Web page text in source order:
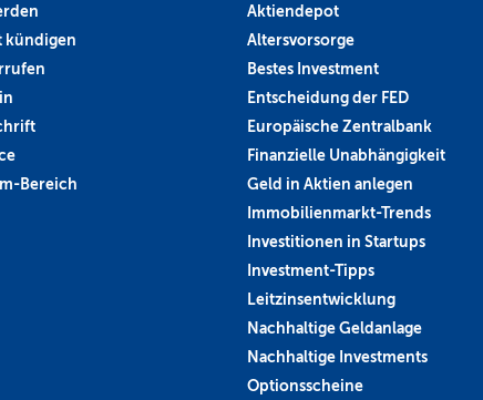
kündigen
Bereich
Aktiendepot
Altersvorsorge
Bestes Investment
Entscheidung der FED
Europäische Zentralbank
Finanzielle Unabhängigkeit
Geld in Aktien anlegen
Immobilienmarkt-Trends
Investitionen in Startups
Investment-Tipps
Leitzinsentwicklung
Nachhaltige Geldanlage
Nachhaltige Investments
Optionsscheine